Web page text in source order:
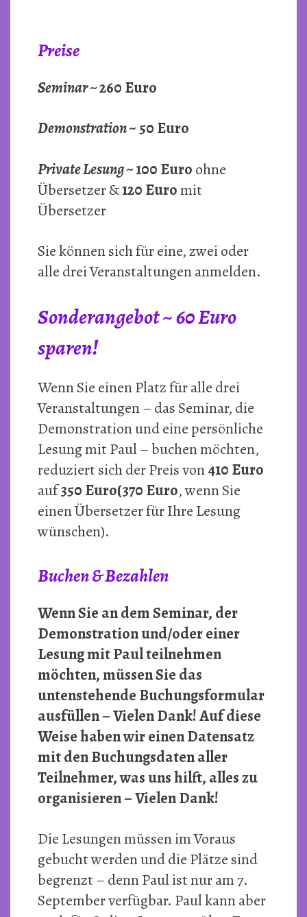
Preise
Seminar ~260 Euro
Demonstration ~50 Euro
Private Lesung ~100 Euro ohne
Übersetzer &120 Euromit
Übersetzer
Sie können sich für eine, zwei oder
alle drei Veranstaltungen anmelden.
Sonderangebot ~ 60 Euro
sparen!
Wenn Sie einen Platz für alle drei
Veranstaltungen – das Seminar, die
Demonstration und eine persönliche
Lesung mit Paul – buchen möchten,
reduziert sich der Preis von410 Euro
auf350 Euro(370 Euro, wenn Sie
einen Übersetzer für Ihre Lesung
wünschen).
Buchen & Bezahlen
Wenn Sie an dem Seminar, der
Demonstration und/oder einer
Lesung mit Paul teilnehmen
möchten, müssen Sie das
untenstehende Buchungsformular
ausfüllen – Vielen Dank!Auf diese
Weise haben wir einen Datensatz
mit den Buchungsdaten aller
Teilnehmer, was uns hilft, alles zu
organisieren – Vielen Dank!
Die Lesungen müssen im Voraus
gebucht werden und die Plätze sind
begrenzt – denn Paul ist nur am 7.
September verfügbar. Paul kann aber